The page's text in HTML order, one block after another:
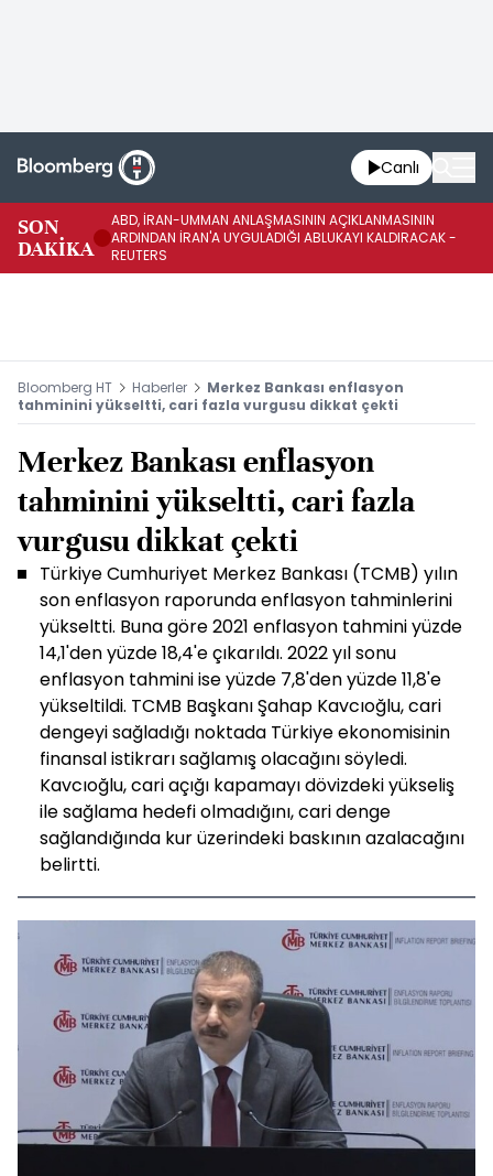
Canlı
SON
DAKİKA
ABD, İRAN-UMMAN ANLAŞMASININ AÇIKLANMASININ
ARDINDAN İRAN'A UYGULADIĞI ABLUKAYI KALDIRACAK -
REUTERS
Bloomberg HT Haberler
Merkez Bankası enflasyon
tahminini yükseltti, cari fazla vurgusu dikkat çekti
Merkez Bankası enflasyon
tahminini yükseltti, cari fazla
vurgusu dikkat çekti
Türkiye Cumhuriyet Merkez Bankası (TCMB) yılın
son enflasyon raporunda enflasyon tahminlerini
yükseltti. Buna göre 2021 enflasyon tahmini yüzde
14,1'den yüzde 18,4'e çıkarıldı. 2022 yıl sonu
enflasyon tahmini ise yüzde 7,8'den yüzde 11,8'e
yükseltildi. TCMB Başkanı Şahap Kavcıoğlu, cari
dengeyi sağladığı noktada Türkiye ekonomisinin
finansal istikrarı sağlamış olacağını söyledi.
Kavcıoğlu, cari açığı kapamayı dövizdeki yükseliş
ile sağlama hedefi olmadığını, cari denge
sağlandığında kur üzerindeki baskının azalacağını
belirtti.